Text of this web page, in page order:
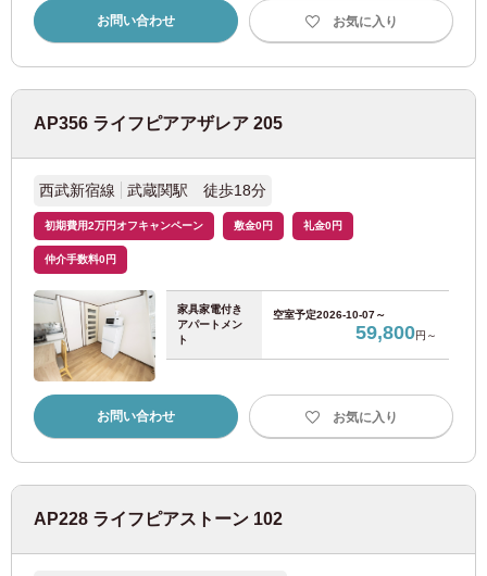
お問い合わせ お気に入り
AP356 ライフピアアザレア 205
西武新宿線 武蔵関駅 徒歩18分
初期費用2万円オフキャンペーン 敷金0円 礼金0円
仲介手数料0円
家具家電付き
アパートメン
ト
空室予定2026-10-07～
59,800円～
お問い合わせ お気に入り
AP228 ライフピアストーン 102